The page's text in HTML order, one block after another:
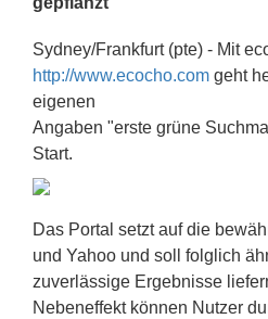
Sydney/Frankfurt (pte) - Mit
http://www.ecocho.com geht
eigenen
Angaben "erste grüne
Start.
Das Portal setzt auf die
und Yahoo und soll folglich
zuverlässige Ergebnisse
Nebeneffekt können Nutzer